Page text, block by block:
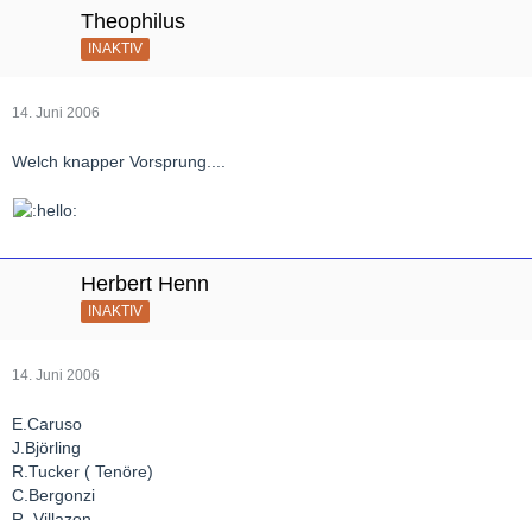
Theophilus
INAKTIV
14. Juni 2006
Welch knapper Vorsprung....
Herbert Henn
INAKTIV
14. Juni 2006
E.Caruso
J.Björling
R.Tucker ( Tenöre)
C.Bergonzi